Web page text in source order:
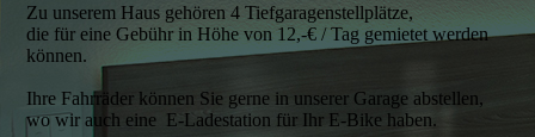
Zu unserem Haus gehören 4 Tiefgaragenstellplätze,
die für eine Gebühr in Höhe von 12,-€ / Tag gemietet werden
können.
Ihre Fahrräder können Sie gerne in unserer Garage abstellen,
wo wir auch eine E-Ladestation für Ihr E-Bike haben.